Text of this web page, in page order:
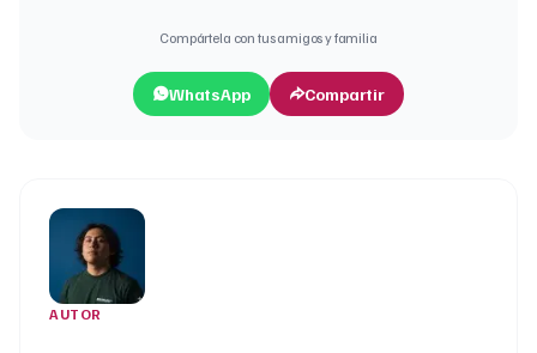
Compártela con tus amigos y familia
WhatsApp Compartir
AUTOR